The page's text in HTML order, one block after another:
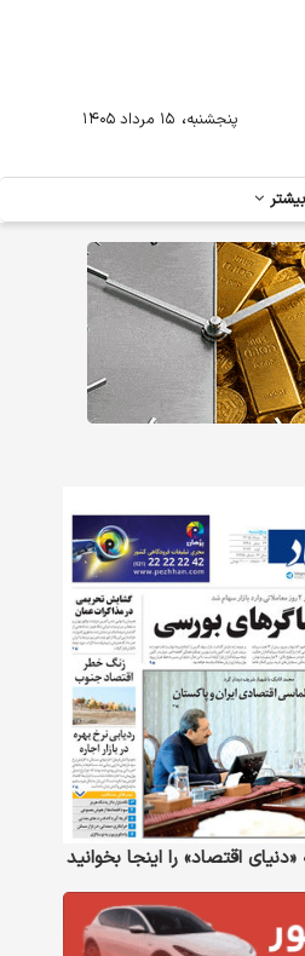
بیشتر
پنجشنبه، ۱۵ مرداد ۱۴۰۵
اقتصاد» را اینجا بخوانید